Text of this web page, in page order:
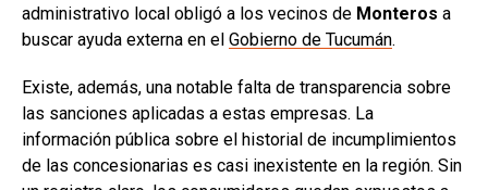
administrativo local obligó a los vecinos de Monteros a
buscar ayuda externa en el Gobierno de Tucumán.
Existe, además, una notable falta de transparencia sobre
las sanciones aplicadas a estas empresas. La
información pública sobre el historial de incumplimientos
de las concesionarias es casi inexistente en la región. Sin